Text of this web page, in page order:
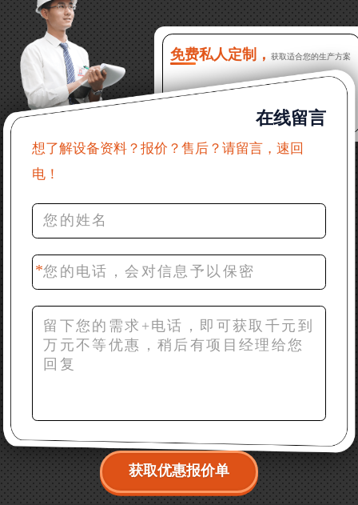
16分钟前 程先生：破碎生产线出个方案及报价，有什
么售后服务？
22分钟前 郑女士：想了解时产500吨锤破，加工石灰石
31分钟前 吴先生：成套石头破碎设备有吗？给个详细
产品资料
36分钟前 罗先生：每小时100吨左右的鄂破和反击破，
42分钟前 梁先生：膨润土磨到200目，用什么磨粉设
备？
免费私人定制， 获取适合您的生产方案
在线留言
想了解设备资料？报价？售后？请留言，速回
电！
获取优惠报价单